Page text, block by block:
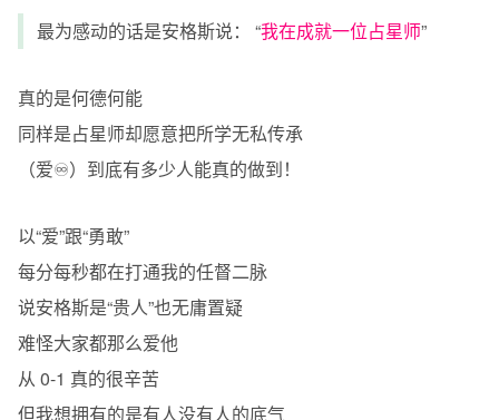
最为感动的话是安格斯说： “我在成就一位占星师”
真的是何德何能
同样是占星师却愿意把所学无私传承
（爱♾️️）到底有多少人能真的做到！
以“爱”跟“勇敢”
每分每秒都在打通我的任督二脉
说安格斯是“贵人”也无庸置疑
难怪大家都那么爱他
从 0-1 真的很辛苦
但我想拥有的是有人没有人的底气